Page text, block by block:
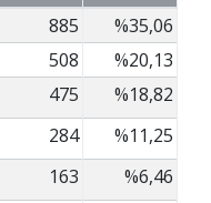
885
%35,06
508
%20,13
475
%18,82
284
%11,25
163
%6,46